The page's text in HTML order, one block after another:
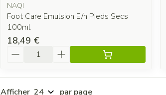
NAQI
Foot Care Emulsion E/h Pieds Secs
100ml
18,49 €
Quantité
Afficher par page